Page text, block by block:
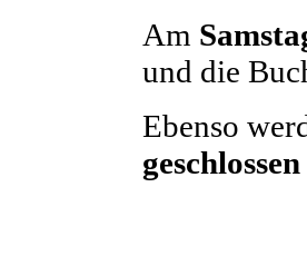
Am
und die
Ebenso
geschlossen